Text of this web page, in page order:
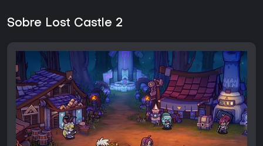
Sobre Lost Castle 2